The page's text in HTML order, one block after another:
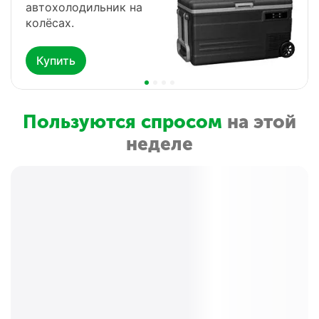
компрессорный
холодильник-морозильник
для дома и авто.
Пользуются спросом на этой
неделе